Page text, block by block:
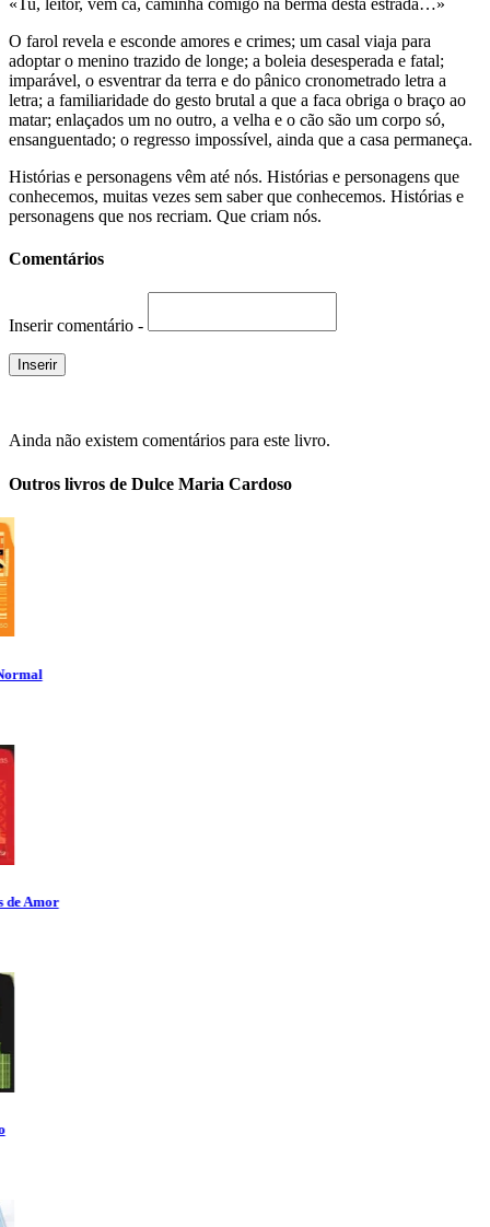
O farol revela e esconde amores e crimes; um casal viaja para
adoptar o menino trazido de longe; a boleia desesperada e fatal;
imparável, o esventrar da terra e do pânico cronometrado letra a
letra; a familiaridade do gesto brutal a que a faca obriga o braço ao
matar; enlaçados um no outro, a velha e o cão são um corpo só,
ensanguentado; o regresso impossível, ainda que a casa permaneça.
Histórias e personagens vêm até nós. Histórias e personagens que
conhecemos, muitas vezes sem saber que conhecemos. Histórias e
personagens que nos recriam. Que criam nós.
Comentários
Inserir comentário -
Ainda não existem comentários para este livro.
Outros livros de Dulce Maria Cardoso